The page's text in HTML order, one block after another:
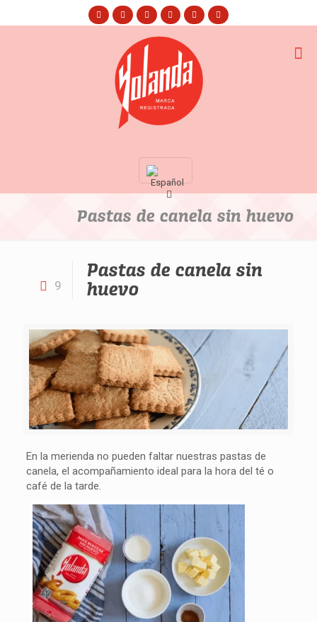
Pastas de canela sin huevo
9
Pastas de canela sin
huevo
En la merienda no pueden faltar nuestras pastas de
canela, el acompañamiento ideal para la hora del té o
café de la tarde.